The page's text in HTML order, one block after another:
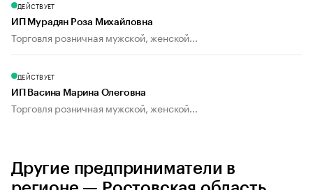
ДЕЙСТВУЕТ
ИП Мурадян Роза Михайловна
Торговля розничная мужской, женской...
ДЕЙСТВУЕТ
ИП Васина Марина Олеговна
Торговля розничная мужской, женской...
Другие предприниматели в